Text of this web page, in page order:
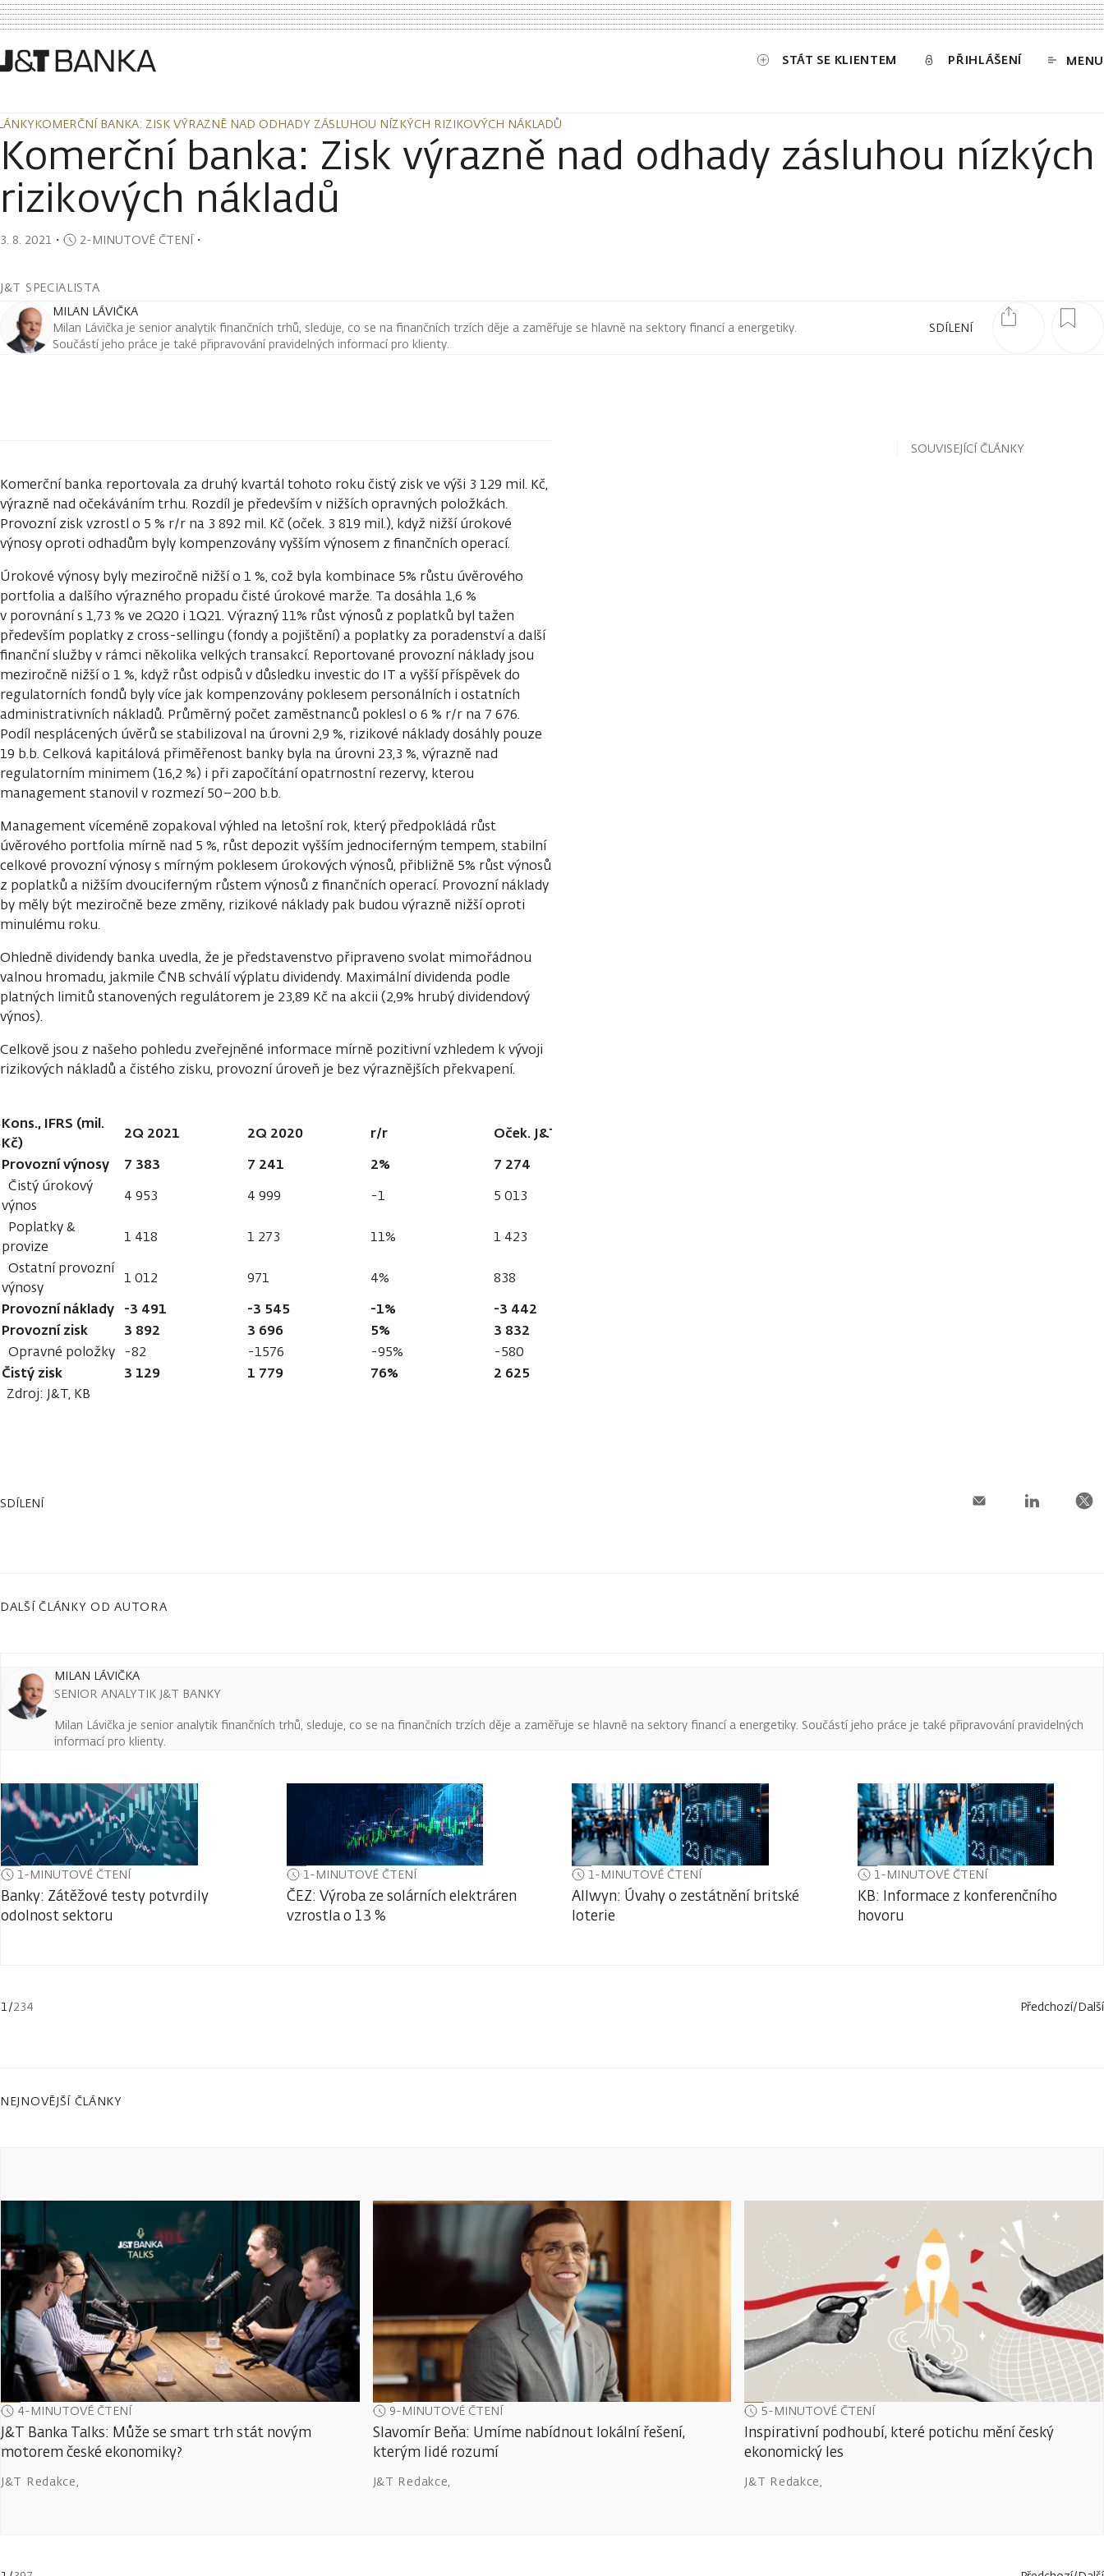
STÁT SE KLIENTEM PŘIHLÁŠENÍ MENU
KOMERČNÍ BANKA: ZISK VÝRAZNĚ NAD ODHADY ZÁSLUHOU NÍZKÝCH RIZIKOVÝCH NÁKLADŮ
KOMERČNÍ BANKA: ZISK VÝRAZNĚ NAD ODHADY ZÁSLUHOU NÍZKÝCH RIZIKOVÝCH NÁKLADŮ
Komerční banka: Zisk výrazně nad odhady zásluhou nízkých
rizikových nákladů
3. 8. 2021 ・ 2-MINUTOVÉ ČTENÍ・
J&T SPECIALISTA
SDÍLENÍ
MILAN LÁVIČKA
Milan Lávička je senior analytik finančních trhů, sleduje, co se na finančních trzích děje a zaměřuje se hlavně na sektory financí a energetiky.
Součástí jeho práce je také připravování pravidelných informací pro klienty.
Komerční banka reportovala za druhý kvartál tohoto roku čistý zisk ve výši 3 129 mil. Kč,
výrazně nad očekáváním trhu. Rozdíl je především v nižších opravných položkách.
Provozní zisk vzrostl o 5 % r/r na 3 892 mil. Kč (oček. 3 819 mil.), když nižší úrokové
výnosy oproti odhadům byly kompenzovány vyšším výnosem z finančních operací.
Úrokové výnosy byly meziročně nižší o 1 %, což byla kombinace 5% růstu úvěrového
portfolia a dalšího výrazného propadu čisté úrokové marže. Ta dosáhla 1,6 %
v porovnání s 1,73 % ve 2Q20 i 1Q21. Výrazný 11% růst výnosů z poplatků byl tažen
především poplatky z cross-sellingu (fondy a pojištění) a poplatky za poradenství a další
finanční služby v rámci několika velkých transakcí. Reportované provozní náklady jsou
meziročně nižší o 1 %, když růst odpisů v důsledku investic do IT a vyšší příspěvek do
regulatorních fondů byly více jak kompenzovány poklesem personálních i ostatních
administrativních nákladů. Průměrný počet zaměstnanců poklesl o 6 % r/r na 7 676.
Podíl nesplácených úvěrů se stabilizoval na úrovni 2,9 %, rizikové náklady dosáhly pouze
19 b.b. Celková kapitálová přiměřenost banky byla na úrovni 23,3 %, výrazně nad
regulatorním minimem (16,2 %) i při započítání opatrnostní rezervy, kterou
management stanovil v rozmezí 50–200 b.b.
Management víceméně zopakoval výhled na letošní rok, který předpokládá růst
úvěrového portfolia mírně nad 5 %, růst depozit vyšším jednociferným tempem, stabilní
celkové provozní výnosy s mírným poklesem úrokových výnosů, přibližně 5% růst výnosů
z poplatků a nižším dvouciferným růstem výnosů z finančních operací. Provozní náklady
by měly být meziročně beze změny, rizikové náklady pak budou výrazně nižší oproti
minulému roku.
Ohledně dividendy banka uvedla, že je představenstvo připraveno svolat mimořádnou
valnou hromadu, jakmile ČNB schválí výplatu dividendy. Maximální dividenda podle
platných limitů stanovených regulátorem je 23,89 Kč na akcii (2,9% hrubý dividendový
výnos).
Celkově jsou z našeho pohledu zveřejněné informace mírně pozitivní vzhledem k vývoji
rizikových nákladů a čistého zisku, provozní úroveň je bez výraznějších překvapení.
Kons., IFRS (mil.
Kč)
2Q 2021 2Q 2020 r/r Oček. J&T
Provozní výnosy
7 383 7 241 2% 7 274
Čistý úrokový
výnos
4 953 4 999 -1 5 013
Poplatky &
provize
1 418 1 273 11% 1 423
Ostatní provozní
výnosy
1 012 971 4% 838
Provozní náklady -3 491 -3 545 -1% -3 442
Provozní zisk
3 892 3 696 5% 3 832
Opravné položky -82 -1576 -95% -580
Čistý zisk 3 129 1 779 76% 2 625
Zdroj: J&T, KB
SOUVISEJÍCÍ ČLÁNKY
SDÍLENÍ
DALŠÍ ČLÁNKY OD AUTORA
MILAN LÁVIČKA
SENIOR ANALYTIK J&T BANKY
Milan Lávička je senior analytik finančních trhů, sleduje, co se na finančních trzích děje a zaměřuje se hlavně na sektory financí a energetiky. Součástí jeho práce je také připravování pravidelných
informací pro klienty.
1-MINUTOVÉ ČTENÍ
Banky: Zátěžové testy potvrdily
odolnost sektoru
1-MINUTOVÉ ČTENÍ
ČEZ: Výroba ze solárních elektráren
vzrostla o 13 %
1-MINUTOVÉ ČTENÍ
Allwyn: Úvahy o zestátnění britské
loterie
1-MINUTOVÉ ČTENÍ
KB: Informace z konferenčního
hovoru
1 /234 Předchozí/Další
NEJNOVĚJŠÍ ČLÁNKY
4-MINUTOVÉ ČTENÍ
J&T Banka Talks: Může se smart trh stát novým
motorem české ekonomiky?
J&T Redakce,
9-MINUTOVÉ ČTENÍ
Slavomír Beňa: Umíme nabídnout lokální řešení,
kterým lidé rozumí
J&T Redakce,
5-MINUTOVÉ ČTENÍ
Inspirativní podhoubí, které potichu mění český
ekonomický les
J&T Redakce,